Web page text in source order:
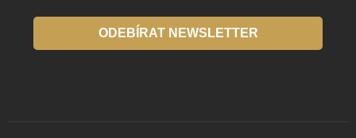
ODEBÍRAT NEWSLETTER